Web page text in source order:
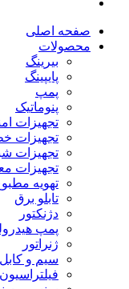
صفحه اصلی
محصولات
بیرینگ
پایپینگ
پمپ
پنوماتیک
تجهیزات
تجهیزات
تجهیزات
تجهیزات
تهویه
تابلو برق
دژنکتور
پمپ
ژنراتور
سیم و کابل